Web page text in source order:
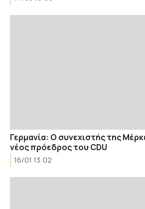
Γερμανία: Ο συνεχιστής της
νέος πρόεδρος του CDU
16/01 13:02